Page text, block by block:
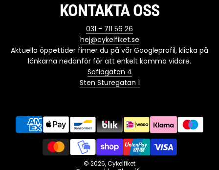
KONTAKTA OSS
031 - 711 56 26
hej@cykelfiket.se
Aktuella öppettider finner du på vår Googleprofil, klicka på
länkarna nedanför för att enkelt komma vidare.
Sofiagatan 4
Sten Sturegatan 1
© 2026, Cykelfiket